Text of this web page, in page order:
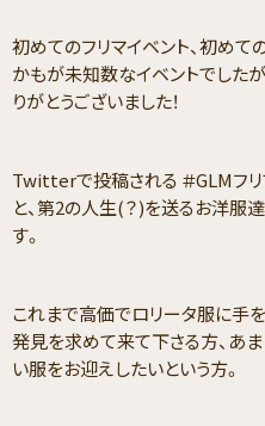
初めてのフリマイベント、初め
かもが未知数なイベントでした
りがとうございました！
Twitterで投稿される ＃GLMフ
と、第2の人生(？)を送るお洋服
す。
これまで高価でロリータ服に手
発見を求めて来て下さる方、あ
い服をお迎えしたいという方。